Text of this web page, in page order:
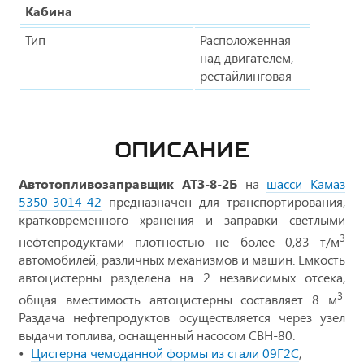
Кабина
Тип
Расположенная
над двигателем,
рестайлинговая
ОПИСАНИЕ
Автотопливозаправщик АТЗ-8-2Бна шасси Камаз
5350-3014-42 предназначен для транспортирования,
кратковременного хранения и заправки светлыми
нефтепродуктами плотностью не более 0,83 т/м3
автомобилей, различных механизмов и машин. Емкость
автоцистерны разделена на 2 независимых отсека,
общая вместимость автоцистерны составляет 8 м3.
Раздача нефтепродуктов осуществляется через узел
выдачи топлива, оснащенный насосом СВН-80.
Цистерна чемоданной формы из стали 09Г2С;